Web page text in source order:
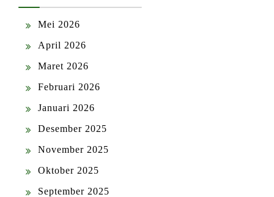
Mei 2026
April 2026
Maret 2026
Februari 2026
Januari 2026
Desember 2025
November 2025
Oktober 2025
September 2025